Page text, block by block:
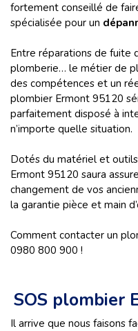
fortement conseillé de
spécialisée pour un
Entre réparations de fuite
plomberie… le métier de
des compétences et un
plombier Ermont 95120
parfaitement disposé à
n’importe quelle situation.
Dotés du matériel et
Ermont 95120 saura
changement de vos
la garantie pièce et main
Comment contacter un
0980 800 900 !
SOS plombier
Il arrive que nous faisons